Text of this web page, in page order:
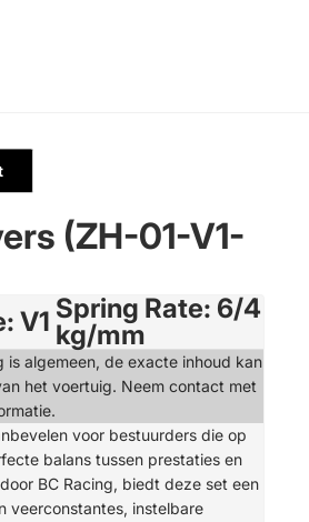
(ZH-01-V1-
V1 Spring Rate: 6/4
kg/mm
is algemeen, de exacte inhoud kan
het voertuig. Neem contact met
voor bestuurders die op
balans tussen prestaties en
BC Racing, biedt deze set een
veerconstantes, instelbare